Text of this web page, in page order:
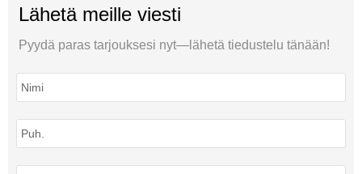
Lähetä meille viesti
Pyydä paras tarjouksesi nyt—lähetä tiedustelu tänään!